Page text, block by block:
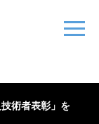
術者表彰」を